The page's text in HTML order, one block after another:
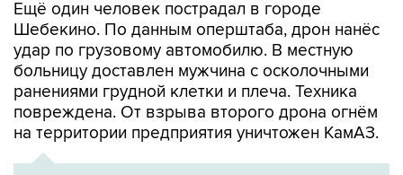
Ещё один человек пострадал в городе
Шебекино. По данным оперштаба, дрон нанёс
удар по грузовому автомобилю. В местную
больницу доставлен мужчина с осколочными
ранениями грудной клетки и плеча. Техника
повреждена. От взрыва второго дрона огнём
на территории предприятия уничтожен КамАЗ.